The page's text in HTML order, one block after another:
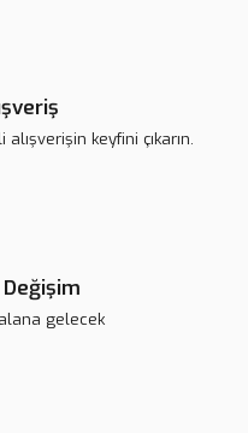
keyfini çıkarın.
gelecek